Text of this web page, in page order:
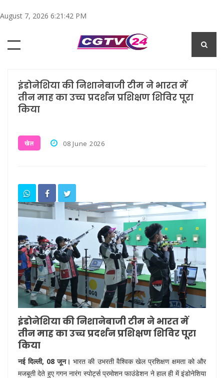
August 7, 2026 6:21:42 PM
इंडोनेशिया की निशानेबाजी टीम ने भारत में
तीन माह का उच्च प्रदर्शन प्रशिक्षण शिविर पूरा
किया
खेल 08 June 2026
इंडोनेशिया की निशानेबाजी टीम ने भारत में
तीन माह का उच्च प्रदर्शन प्रशिक्षण शिविर पूरा
किया
नई दिल्ली, 08 जून।भारत की उभरती वैश्विक खेल प्रशिक्षण क्षमता को और
मजबूती देते हुए गगन नारंग स्पोर्ट्स प्रमोशन फाउंडेशन ने हाल ही में इंडोनेशिया